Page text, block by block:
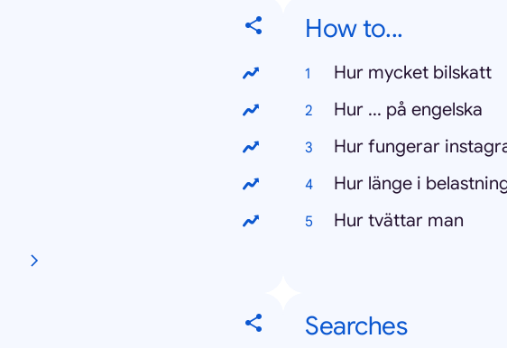
How to...
Hur mycket bilskatt
Hur ... på engelska
Hur fungerar
Hur länge i
Hur tvättar man
Searches